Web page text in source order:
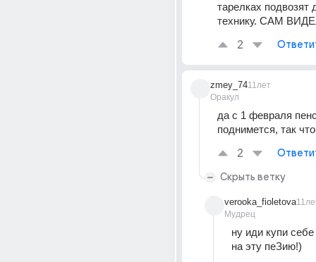
тарелках подвозят
технику. САМ
2
zmey_74
Оракул
11лет
да с 1 февраля
поднимется, так
2
Скрыть ветку
verooka_fioletova
Мудрец
ну иди купи
на эту пеЗию!)